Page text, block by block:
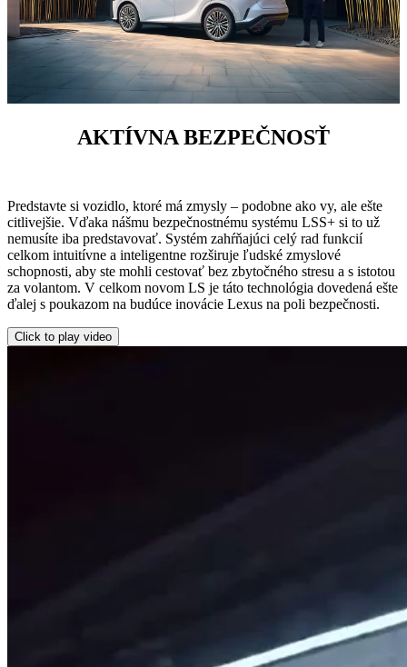
AKTÍVNA BEZPEČNOSŤ
Predstavte si vozidlo, ktoré má zmysly – podobne ako vy, ale ešte
citlivejšie. Vďaka nášmu bezpečnostnému systému LSS+ si to už
nemusíte iba predstavovať. Systém zahŕňajúci celý rad funkcií
celkom intuitívne a inteligentne rozširuje ľudské zmyslové
schopnosti, aby ste mohli cestovať bez zbytočného stresu a s istotou
za volantom. V celkom novom LS je táto technológia dovedená ešte
ďalej s poukazom na budúce inovácie Lexus na poli bezpečnosti.
Click to play video